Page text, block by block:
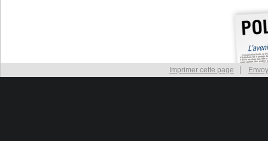
Imprimer cette page